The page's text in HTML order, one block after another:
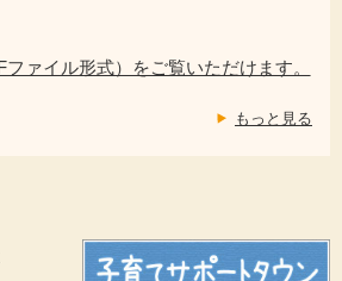
ァイル形式）をご覧いただけます。
もっと見る